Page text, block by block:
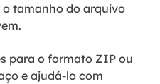
o tamanho do arquivo
para o formato ZIP ou
e ajudá-lo com